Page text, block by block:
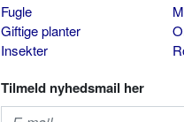
Fugle
Giftige planter
Insekter
Tilmeld nyhedsmail her